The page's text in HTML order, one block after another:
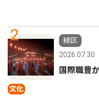
2
文化
緑区
2026.07.30
国際職豊